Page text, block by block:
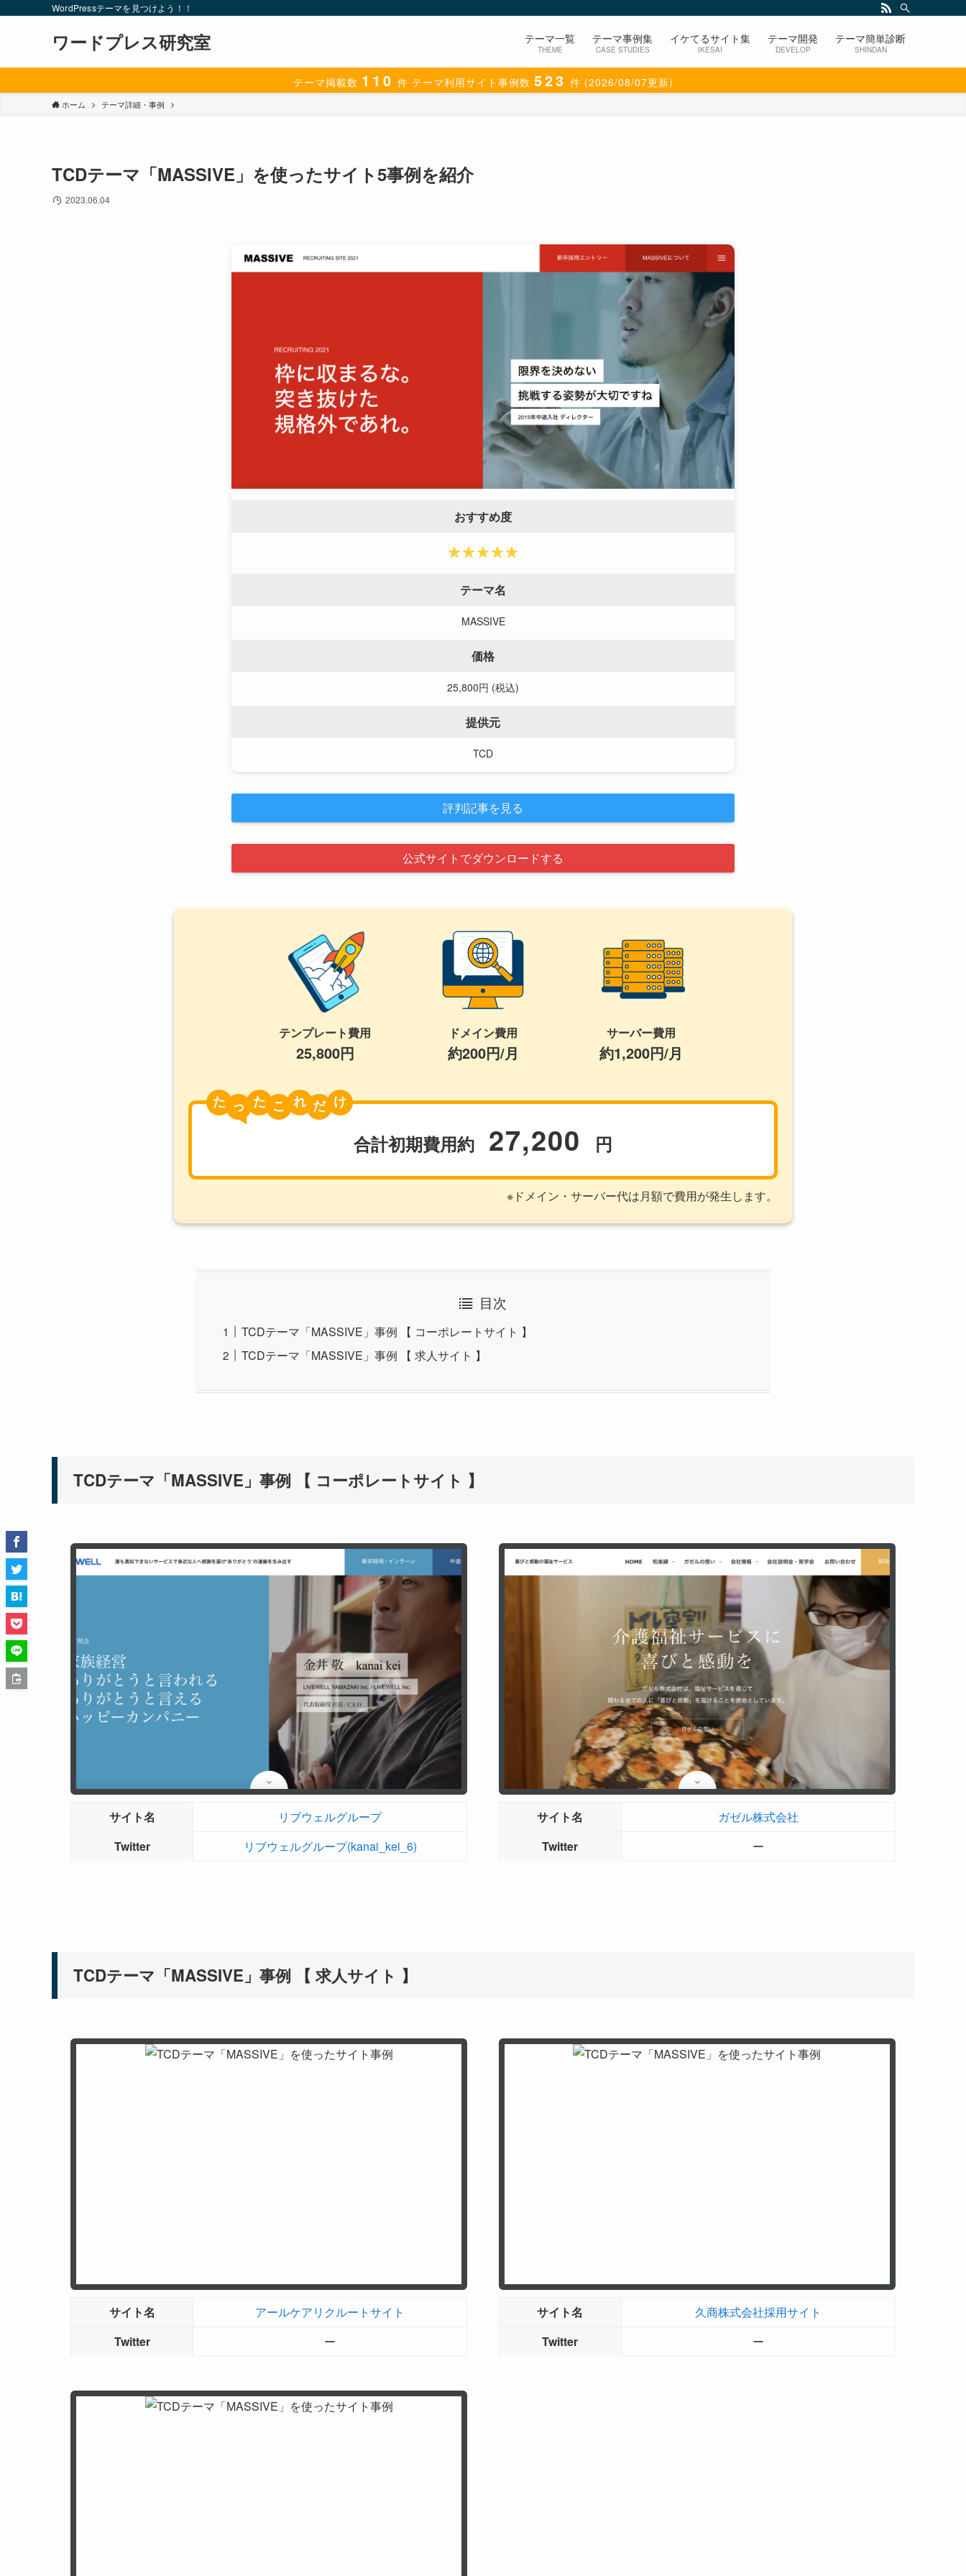
WordPressテーマを見つけよう！！
ワードプレス研究室 テーマ一覧
THEME
テーマ事例集
CASE STUDIES
イケてるサイト集
IKESAI
テーマ開発
DEVELOP
テーマ簡単診断
SHINDAN
テーマ掲載数 110 件 テーマ利用サイト事例数 523 件 (2026/08/07更新)
ホーム テーマ詳細・事例
TCDテーマ「MASSIVE」を使ったサイト5事例を紹介
2023.06.04
おすすめ度
テーマ名
MASSIVE
価格
25,800円 (税込)
提供元
TCD
評判記事を見る
公式サイトでダウンロードする
テンプレート費用
25,800円
ドメイン費用
約200円/月
サーバー費用
約1,200円/月
た た れ け
合計初期費用約 27,200 円
※ドメイン・サーバー代は月額で費用が発生します。
目次
TCDテーマ「MASSIVE」事例 【 コーポレートサイト 】
TCDテーマ「MASSIVE」事例 【 求人サイト 】
TCDテーマ「MASSIVE」事例 【 コーポレートサイト 】
サイト名
リブウェルグループ
Twitter
リブウェルグループ(kanai_kei_6)
サイト名
ガゼル株式会社
Twitter
ー
TCDテーマ「MASSIVE」事例 【 求人サイト 】
サイト名
アールケアリクルートサイト
Twitter
ー
サイト名
久商株式会社採用サイト
Twitter
ー